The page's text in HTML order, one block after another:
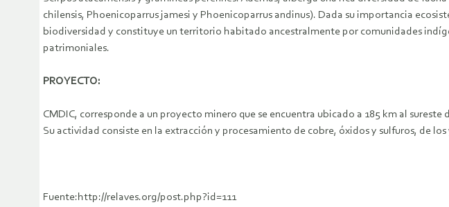
chilensis, Phoenicoparrus jamesi y Phoenicoparrus andinus). Dada su importancia
biodiversidad y constituye un territorio habitado ancestralmente por comunidades
patrimoniales.
PROYECTO:
CMDIC, corresponde a un proyecto minero que se encuentra ubicado a 185 km al
Su actividad consiste en la extracción y procesamiento de cobre, óxidos y sulfuros, de
Fuente:http://relaves.org/post.php?id=111